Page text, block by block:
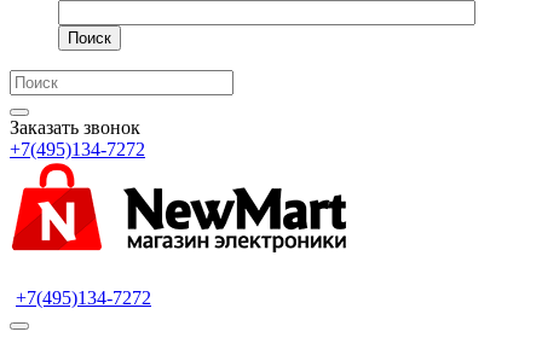
Поиск
Заказать звонок
+7(495)134-7272
+7(495)134-7272